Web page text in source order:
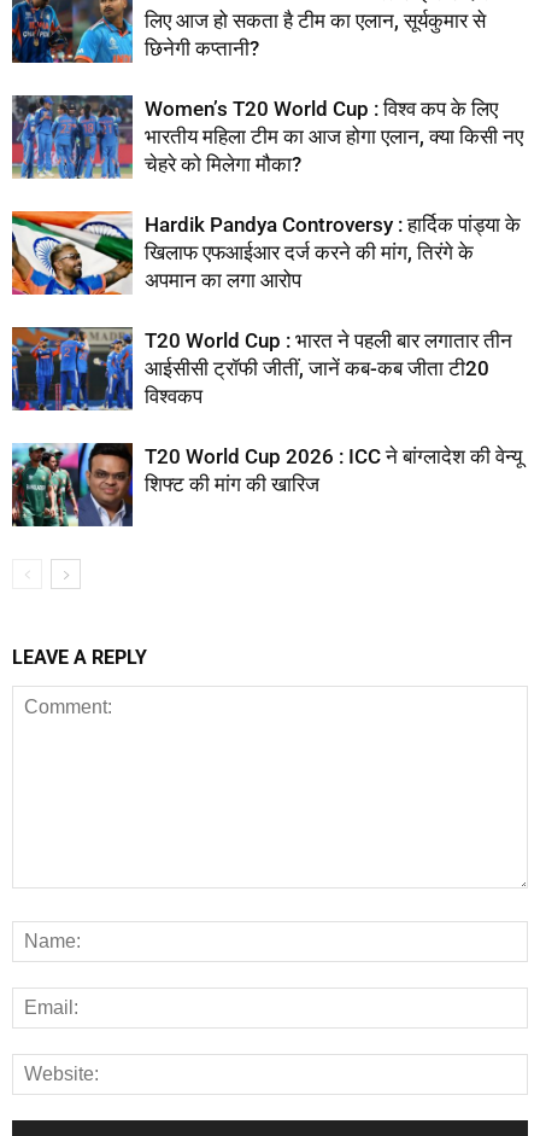
लिए आज हो सकता है टीम का एलान, सूर्यकुमार से
छिनेगी कप्तानी?
Women’s T20 World Cup : विश्व कप के लिए
भारतीय महिला टीम का आज होगा एलान, क्या किसी नए
चेहरे को मिलेगा मौका?
Hardik Pandya Controversy : हार्दिक पांड्या के
खिलाफ एफआईआर दर्ज करने की मांग, तिरंगे के
अपमान का लगा आरोप
T20 World Cup : भारत ने पहली बार लगातार तीन
आईसीसी ट्रॉफी जीतीं, जानें कब-कब जीता टी20
विश्वकप
T20 World Cup 2026 : ICC ने बांग्लादेश की वेन्यू
शिफ्ट की मांग की खारिज
LEAVE A REPLY